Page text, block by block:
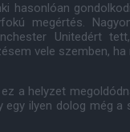
hasonlóan
megértés.
Unitedért
vele szemben, ha
a helyzet
egy ilyen dolog még a